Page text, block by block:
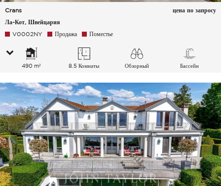
Crans
Ла-Кот, Швейцария
цена по запросу
V0002NY Продажа Поместье
490 m² 8.5 Комнаты
Обзорный
Бассейн